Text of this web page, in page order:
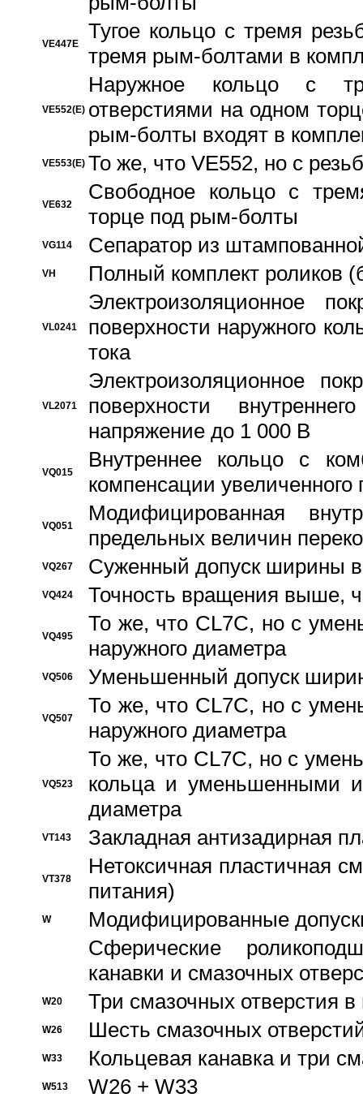
VE447E
Тугое кольцо с тремя
тремя рым-болтами в
VE552(E)
Наружное кольцо с
отверстиями на одном
рым-болты входят в
VE553(E) То же, что VE552, но с
VE632
Свободное кольцо с
торце под рым-болты
VG114 Сепаратор из
VH Полный комплект роликов
VL0241
Электроизоляционное
поверхности наружного
тока
VL2071
Электроизоляционное
поверхности
напряжение до 1 000 В
VQ015
Bнутреннее кольцо с
компенсации увеличенного
VQ051
Модифицированная
предельных величин
VQ267 Суженный допуск ширины
VQ424 Точность вращения выше,
VQ495
То же, что CL7C, но с
наружного диаметра
VQ506 Уменьшенный допуск
VQ507
То же, что CL7C, но с
наружного диаметра
VQ523
То же, что CL7C, но с
кольца и уменьшенными
диаметра
VT143 Закладная антизадирная
VT378
Нетоксичная пластичная
питания)
W
Модифицированные
Сферические
канавки и смазочных
W20 Три смазочных отверстия
W26 Шесть смазочных
W33 Кольцевая канавка и три
W513 W26 + W33